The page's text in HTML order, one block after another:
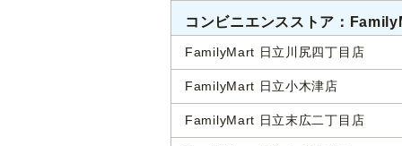
コンビニエンスストア：
FamilyMart 日立川尻四丁目店
FamilyMart 日立小木津店
FamilyMart 日立末広二丁目店